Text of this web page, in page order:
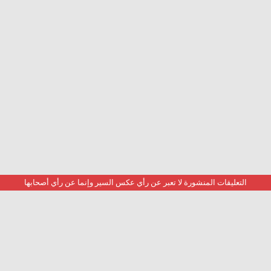
التعليقات المنشورة لا تعبر عن رأي عكس السير وإنما عن رأي أصحابها